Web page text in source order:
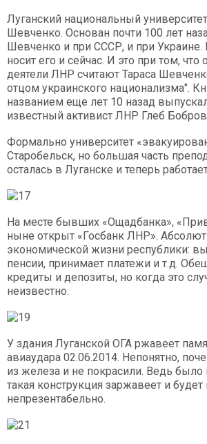
Луганский национальный
Шевченко. Основан почти 100 лет
Шевченко и при СССР, и при Украине.
носит его и сейчас. И это при том, что
деятели ЛНР считают Тараса
отцом украинского национализма".
названием еще лет 10 назад
известный активист ЛНР Глеб
Формально университет
Старобельск, но большая часть
осталась в Луганске и теперь
На месте бывших «Ощадбанка»,
ныне открыт «Госбанк ЛНР».
экономической жизни республики:
пенсии, принимает платежи и т.д.
кредиты и депозиты, но когда это
неизвестно.
У здания Луганской ОГА ржавеет
авиаудара 02.06.2014. Непонятно,
из железа и не покрасили. Ведь было
такая конструкция заржавеет и
непрезентабельно.